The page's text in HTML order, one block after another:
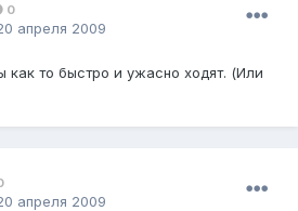
0
апреля 2009
как то быстро и ужасно ходят. (Или
апреля 2009